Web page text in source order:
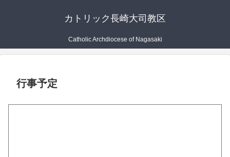
カトリック長崎大司教区
Catholic Archdiocese of Nagasaki
行事予定